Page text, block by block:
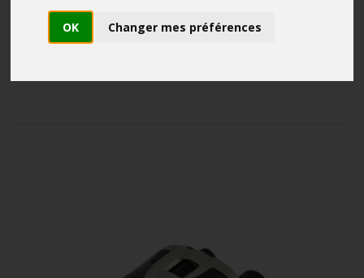
OK Changer mes préférences
PARALUX